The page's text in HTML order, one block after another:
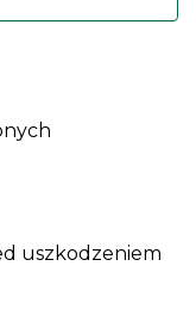
uszkodzeniem